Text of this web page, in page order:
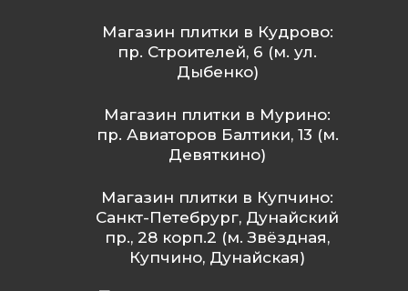
Магазин плитки в Кудрово:
пр. Строителей, 6 (м. ул.
Дыбенко)
Магазин плитки в Мурино:
пр. Авиаторов Балтики, 13 (м.
Девяткино)
Магазин плитки в Купчино:
Санкт-Петебрург, Дунайский
пр., 28 корп.2 (м. Звёздная,
Купчино, Дунайская)